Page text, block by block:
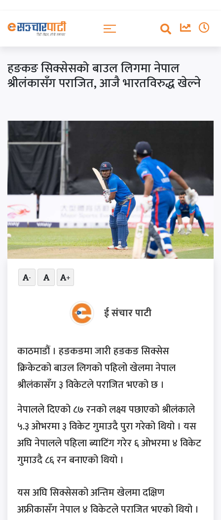
हङकङ सिक्सेसको बाउल लिगमा नेपाल
श्रीलंकासँग पराजित, आजै भारतविरुद्ध खेल्ने
- +
ई संचार पाटी
काठमाडौं । हङकङमा जारी हङकङ सिक्सेस
क्रिकेटको बाउल लिगको पहिलो खेलमा नेपाल
श्रीलंकासँग ३ विकेटले पराजित भएको छ ।
नेपालले दिएको ८७ रनको लक्ष्य पछाएको श्रीलंकाले
५.३ ओभरमा ३ विकेट गुमाउदै पुरा गरेको थियो । यस
अघि नेपालले पहिला ब्याटिंग गरेर ६ ओभरमा ४ विकेट
गुमाउदै ८६ रन बनाएको थियो ।
यस अघि सिक्सेसको अन्तिम खेलमा दक्षिण
अफ्रीकासँग नेपाल ४ विकेटले पराजित भएको थियो ।